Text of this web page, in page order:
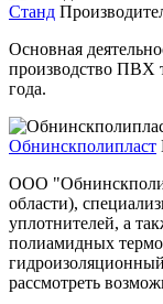
Станд
Основная
производство ПВХ
года.
Обнинскполипласт
ООО
области),
уплотнителей, а
полиамидных
рассмотреть